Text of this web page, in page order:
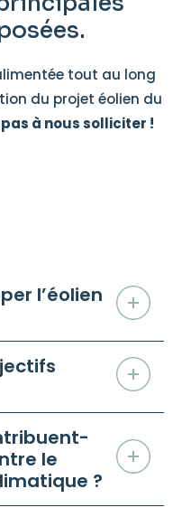
tout au long
du projet éolien du
pas à nous solliciter !
l’éolien
le
?